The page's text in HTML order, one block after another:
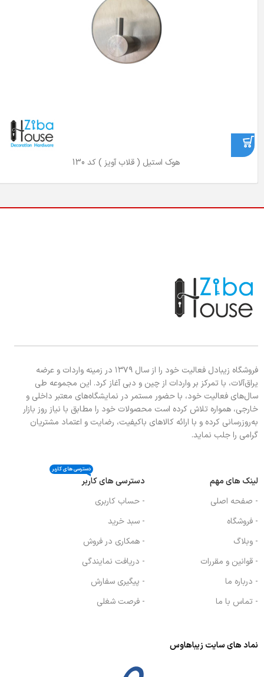
هوک استیل ( قلاب آویز ) کد 130
فروشگاه زیبادل فعالیت خود را از سال ۱۳۷۹ در زمینه واردات و عرضه
یراق‌آلات، با تمرکز بر واردات از چین و دبی آغاز کرد. این مجموعه طی
سال‌های فعالیت خود، با حضور مستمر در نمایشگاه‌های معتبر داخلی و
خارجی، همواره تلاش کرده است محصولات خود را مطابق با نیاز روز بازار
به‌روزرسانی کرده و با ارائه کالاهای باکیفیت، رضایت و اعتماد مشتریان
گرامی را جلب نماید.
لینک های مهم
- صفحه اصلی
- فروشگاه
- وبلاگ
- قوانین و مقررات
- درباره ما
- تماس با ما
دسترسی های کاربر
دسترسی های کاربر
- حساب کاربری
- سبد خرید
- همکاری در فروش
- دریافت نمایندگی
- پیگیری سفارش
- فرصت شغلی
نماد های سایت زیباهاوس